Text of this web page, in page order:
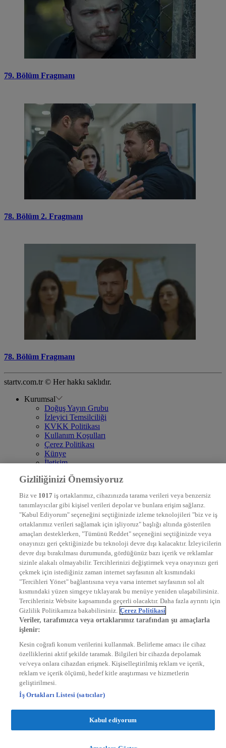
79. Bölüm Fragmanı
78. Bölüm 2. Fragmanı
78. Bölüm Fragmanı
startv.com.tr © Her hakkı saklıdır.
Kurumsal
Doğuş Yayın Grubu
İzleyici Temsilciliği
KVKK Politikası
Kullanım Koşulları
Çerez Politikası
Künye
İletişim
DYG Televizyonlar
STAR
EURO STAR
KRAL POP TV
DYG Radyolar
NTV RADYO
KRAL FM
KRAL POP
EKSEN
VOYAGE
DYG Dijital
ntv.com.tr
ntvspor.net
secim.ntv.com.tr
startv.com.tr
kralmuzik.com.tr
Gizliliğinizi Önemsiyoruz
Biz ve 1017 iş ortaklarımız, cihazınızda tarama verileri veya benzersiz
tanımlayıcılar gibi kişisel verileri depolar ve bunlara erişim sağlarız.
"Kabul Ediyorum" seçeneğini seçtiğinizde izleme teknolojileri "biz ve iş
ortaklarımız verileri sağlamak için işliyoruz" başlığı altında gösterilen
amaçları desteklerken, "Tümünü Reddet" seçeneğini seçtiğinizde veya
onayınızı geri çektiğinizde bu teknoloji devre dışı kalacaktır. İzleyicilerin
devre dışı bırakılması durumunda, gördüğünüz bazı içerik ve reklamlar
sizinle alakalı olmayabilir. Tercihlerinizi değiştirmek veya onayınızı geri
çekmek için istediğiniz zaman internet sayfasının alt kısmındaki
"Tercihleri Yönet" bağlantısına veya varsa internet sayfasının sol alt
kısmındaki yüzen simgeye tıklayarak bu menüye yeniden ulaşabilirsiniz.
Tercihleriniz Website kapsamında geçerli olacaktır. Daha fazla ayrıntı için
Gizlilik Politikamıza bakabilirsiniz. Çerez Politikasi
Veriler, tarafımızca veya ortaklarımız tarafından şu amaçlarla
işlenir:
Kesin coğrafi konum verilerini kullanmak. Belirleme amacı ile cihaz
özelliklerini aktif şekilde taramak. Bilgileri bir cihazda depolamak
ve/veya onlara cihazdan erişmek. Kişiselleştirilmiş reklam ve içerik,
reklam ve içerik ölçümü, hedef kitle araştırması ve hizmetlerin
geliştirilmesi.
İş Ortakları Listesi (satıcılar)
Kabul ediyorum